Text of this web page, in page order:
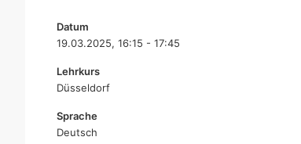
Datum
19.03.2025, 16:15 - 17:45
Lehrkurs
Düsseldorf
Sprache
Deutsch